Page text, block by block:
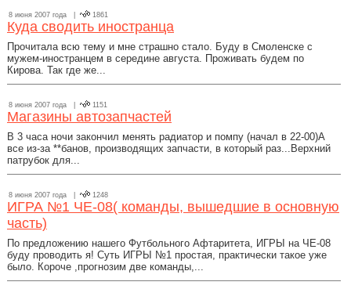
8 июня 2007 года | 1861
Куда сводить иностранца
Прочитала всю тему и мне страшно стало. Буду в Смоленске с
мужем-иностранцем в середине августа. Проживать будем по
Кирова. Так где же...
8 июня 2007 года | 1151
Магазины автозапчастей
В 3 часа ночи закончил менять радиатор и помпу (начал в 22-00)А
все из-за **банов, производящих запчасти, в который раз...Верхний
патрубок для...
8 июня 2007 года | 1248
ИГРА №1 ЧЕ-08( команды, вышедшие в основную
часть)
По предложению нашего Футбольного Афтаритета, ИГРЫ на ЧЕ-08
буду проводить я! Суть ИГРЫ №1 простая, практически такое уже
было. Короче ,прогнозим две команды,...